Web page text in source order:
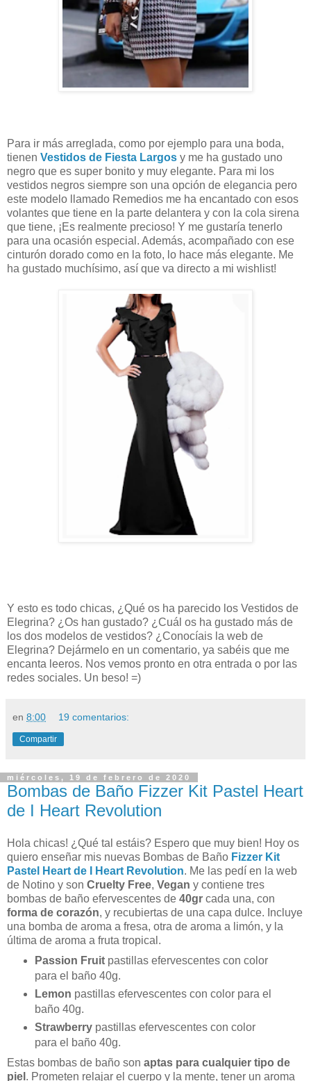
Para ir más arreglada, como por ejemplo para una boda,
tienen Vestidos de Fiesta Largos y me ha gustado uno
negro que es super bonito y muy elegante. Para mi los
vestidos negros siempre son una opción de elegancia pero
este modelo llamado Remedios me ha encantado con esos
volantes que tiene en la parte delantera y con la cola sirena
que tiene, ¡Es realmente precioso! Y me gustaría tenerlo
para una ocasión especial. Además, acompañado con ese
cinturón dorado como en la foto, lo hace más elegante. Me
ha gustado muchísimo, así que va directo a mi wishlist!
Y esto es todo chicas, ¿Qué os ha parecido los Vestidos de
Elegrina? ¿Os han gustado? ¿Cuál os ha gustado más de
los dos modelos de vestidos? ¿Conocíais la web de
Elegrina? Dejármelo en un comentario, ya sabéis que me
encanta leeros. Nos vemos pronto en otra entrada o por las
redes sociales. Un beso! =)
en 8:00 19 comentarios:
Compartir
miércoles, 19 de febrero de 2020
Bombas de Baño Fizzer Kit Pastel Heart
de I Heart Revolution
Hola chicas! ¿Qué tal estáis? Espero que muy bien! Hoy os
quiero enseñar mis nuevas Bombas de Baño Fizzer Kit
Pastel Heart de I Heart Revolution. Me las pedí en la web
de Notino y son Cruelty Free, Vegan y contiene tres
bombas de baño efervescentes de 40gr cada una, con
forma de corazón, y recubiertas de una capa dulce. Incluye
una bomba de aroma a fresa, otra de aroma a limón, y la
última de aroma a fruta tropical.
Passion Fruitpastillas efervescentes con color
para el baño 40g.
Lemon pastillas efervescentes con color para el
baño 40g.
Strawberrypastillas efervescentes con color
para el baño 40g.
Estas bombas de baño son aptas para cualquier tipo de
piel . Prometen relajar el cuerpo y la mente, tener un aroma